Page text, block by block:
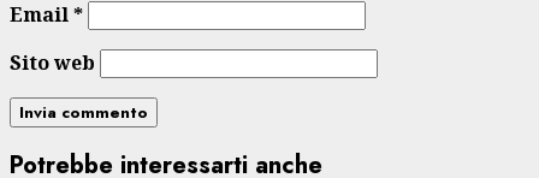
Email*
Sito web
Potrebbe interessarti anche